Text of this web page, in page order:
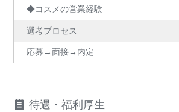
◆コスメの営業経験
選考プロセス
応募→面接→内定
待遇・福利厚生